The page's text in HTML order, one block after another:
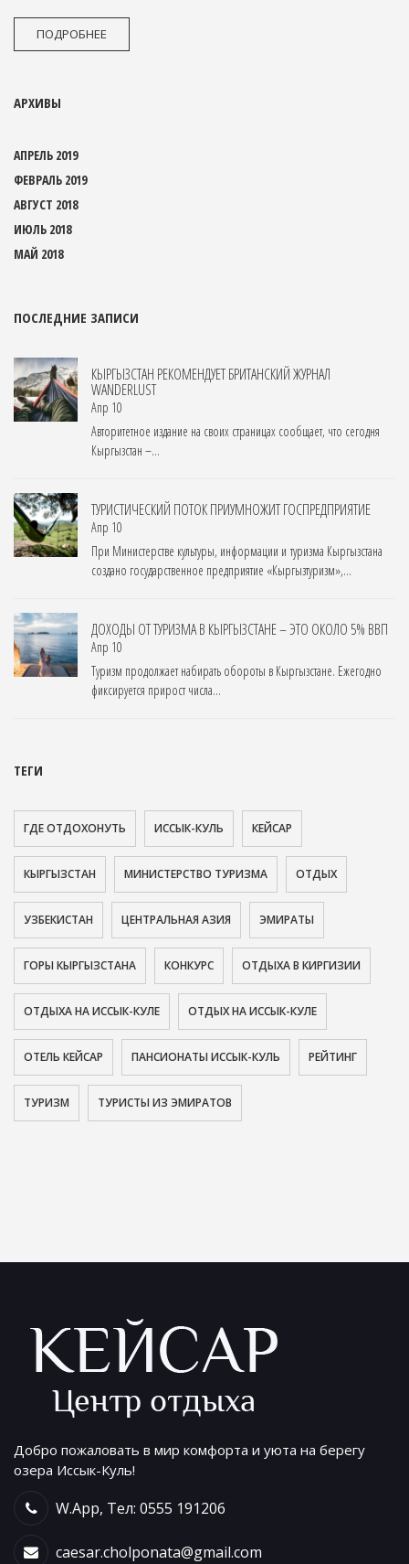
ПОДРОБНЕЕ
АРХИВЫ
АПРЕЛЬ 2019
ФЕВРАЛЬ 2019
АВГУСТ 2018
ИЮЛЬ 2018
МАЙ 2018
ПОСЛЕДНИЕ ЗАПИСИ
КЫРГЫЗСТАН РЕКОМЕНДУЕТ БРИТАНСКИЙ ЖУРНАЛ
WANDERLUST
Апр 10
Авторитетное издание на своих страницах сообщает, что сегодня
Кыргызстан –...
ТУРИСТИЧЕСКИЙ ПОТОК ПРИУМНОЖИТ ГОСПРЕДПРИЯТИЕ
Апр 10
При Министерстве культуры, информации и туризма Кыргызстана
создано государственное предприятие «Кыргызтуризм»,...
ДОХОДЫ ОТ ТУРИЗМА В КЫРГЫЗСТАНЕ – ЭТО ОКОЛО 5% ВВП
Апр 10
Туризм продолжает набирать обороты в Кыргызстане. Ежегодно
фиксируется прирост числа...
ТЕГИ
ГДЕ ОТДОХОНУТЬ ИССЫК-КУЛЬ КЕЙСАР
КЫРГЫЗСТАН МИНИСТЕРСТВО ТУРИЗМА ОТДЫХ
УЗБЕКИСТАН ЦЕНТРАЛЬНАЯ АЗИЯ ЭМИРАТЫ
ГОРЫ КЫРГЫЗСТАНА КОНКУРС ОТДЫХА В КИРГИЗИИ
ОТДЫХА НА ИССЫК-КУЛЕ ОТДЫХ НА ИССЫК-КУЛЕ
ОТЕЛЬ КЕЙСАР ПАНСИОНАТЫ ИССЫК-КУЛЬ РЕЙТИНГ
ТУРИЗМ ТУРИСТЫ ИЗ ЭМИРАТОВ
Добро пожаловать в мир комфорта и уюта на берегу
озера Иссык-Куль!
W.App, Тел: 0555 191206
caesar.cholponata@gmail.com